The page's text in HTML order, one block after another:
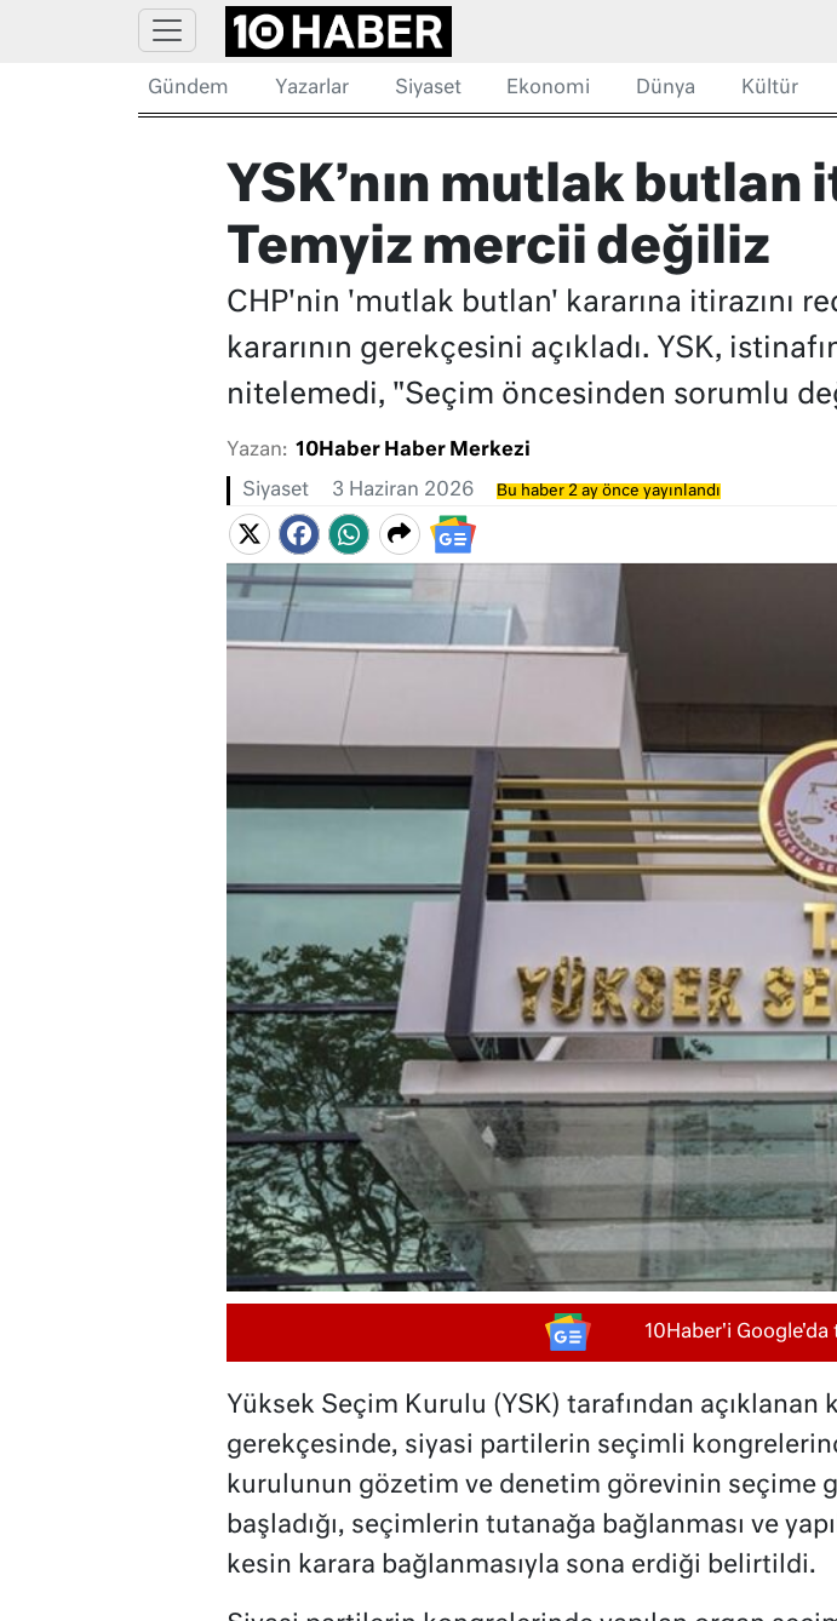
Gündem Yazarlar Siyaset Ekonomi Dünya Kültür
YSK’nın mutlak
Temyiz mercii değiliz
CHP'nin 'mutlak butlan' kararına itirazını
kararının gerekçesini açıkladı. YSK,
nitelemedi, "Seçim öncesinden sorumlu
Yazan: 10Haber Haber Merkezi
Siyaset 3 Haziran 2026 Bu haber 2 ay önce yayınlandı
10Haber'i Google'da
Yüksek Seçim Kurulu (YSK) tarafından açıklanan
gerekçesinde, siyasi partilerin seçimli
kurulunun gözetim ve denetim görevinin seçime
başladığı, seçimlerin tutanağa bağlanması ve
kesin karara bağlanmasıyla sona erdiği belirtildi.